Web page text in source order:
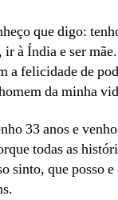
que digo:
ir à Índia e ser
a felicidade de
da minha
33 anos e
todas as
sinto, que posso